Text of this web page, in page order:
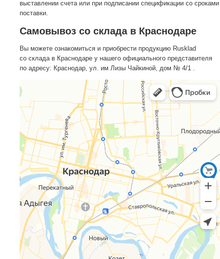
выставлении счета или при подписании спецификации со сроками
поставки.
Самовывоз со склада в Краснодаре
Вы можете ознакомиться и приобрести продукцию Rusklad
со склада в Краснодаре у нашего официального представителя
по адресу: Краснодар, ул. им Лизы Чайкиной, дом № 4/1 .